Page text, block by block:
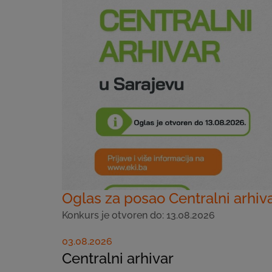
Oglas za posao Centralni
Konkurs je otvoren do: 13.08.2026
03.08.2026
Centralni arhivar